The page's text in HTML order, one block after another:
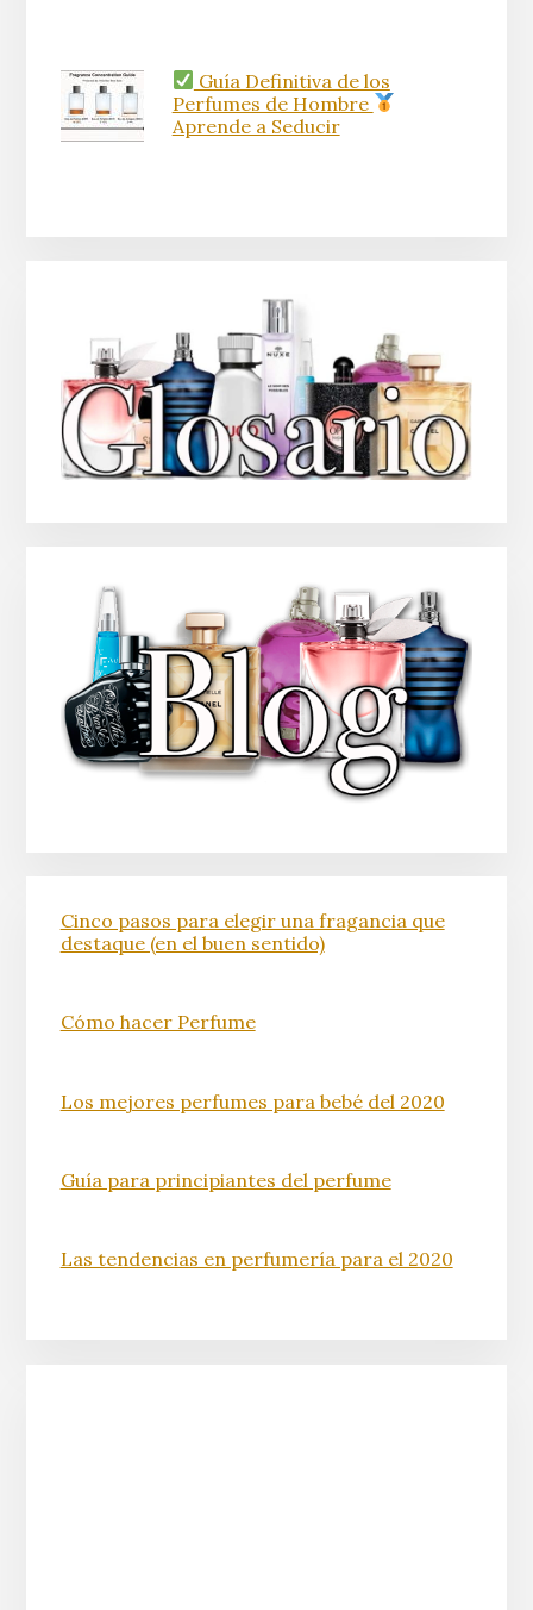
Guía Definitiva de los
Perfumes de Hombre
Aprende a Seducir
Cinco pasos para elegir una fragancia que
destaque (en el buen sentido)
Cómo hacer Perfume
Los mejores perfumes para bebé del 2020
Guía para principiantes del perfume
Las tendencias en perfumería para el 2020